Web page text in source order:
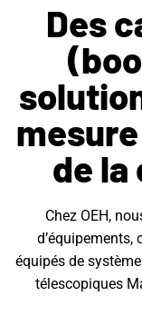
Des
de
Chez OEH,
équipés de
télescopiques